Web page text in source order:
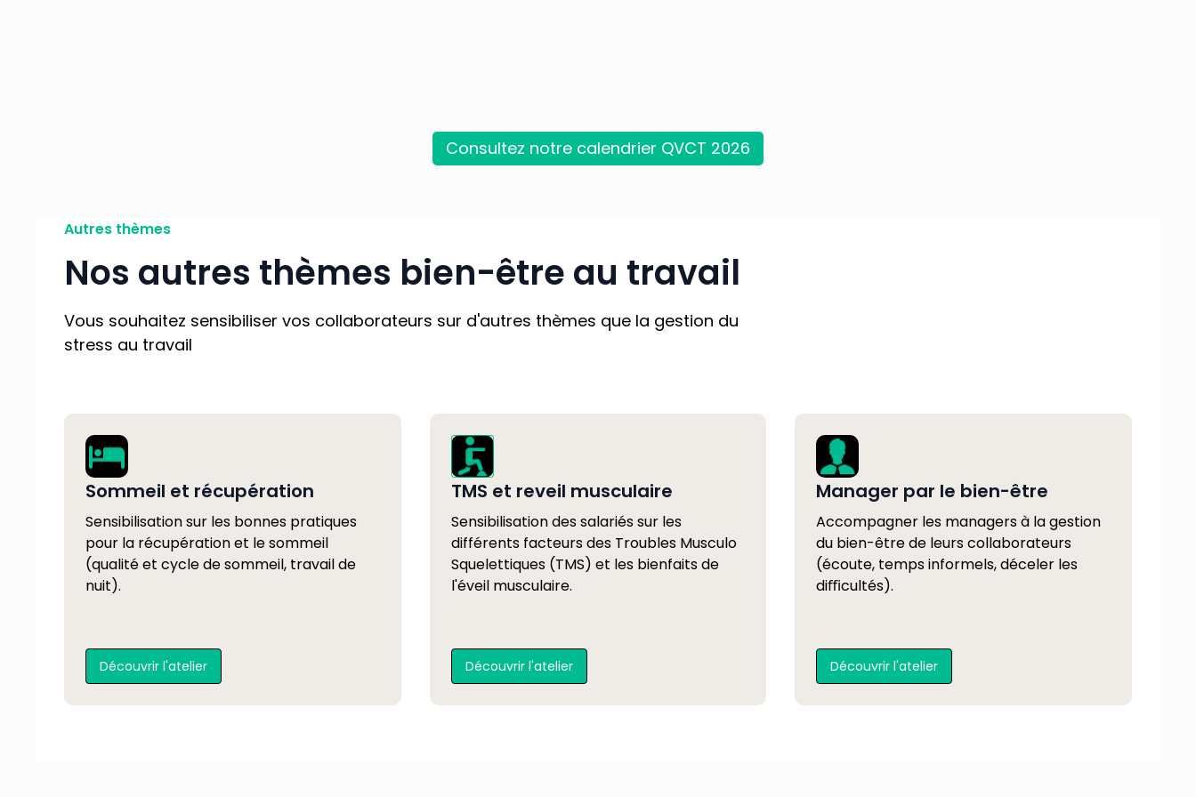
Consultez notre calendrier QVCT 2026
Autres thèmes
Nos autres thèmes bien-être au travail
Vous souhaitez sensibiliser vos collaborateurs sur d'autres thèmes que la gestion du
stress au travail
Sommeil et récupération
Sensibilisation sur les bonnes pratiques
pour la récupération et le sommeil
(qualité et cycle de sommeil, travail de
nuit).
Découvrir l'atelier
TMS et reveil musculaire
Sensibilisation des salariés sur les
différents facteurs des Troubles Musculo
Squelettiques (TMS) et les bienfaits de
l'éveil musculaire.
Découvrir l'atelier
Manager par le bien-être
Accompagner les managers à la gestion
du bien-être de leurs collaborateurs
(écoute, temps informels, déceler les
diﬃcultés).
Découvrir l'atelier